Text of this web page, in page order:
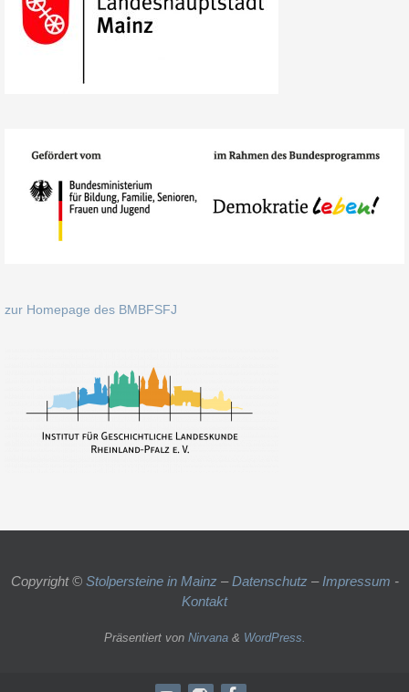
zur Homepage des BMBFSFJ
Copyright © Stolpersteine in Mainz –Datenschutz– Impressum -
Kontakt
Präsentiert von Nirvana& WordPress.